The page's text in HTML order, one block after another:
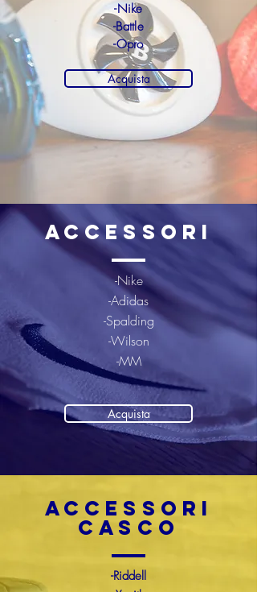
-Nike
-Battle
-Opro
Acquista
accessori
-Nike
-Adidas
-Spalding
-Wilson
-MM
Acquista
Accessori
casco
-Riddell